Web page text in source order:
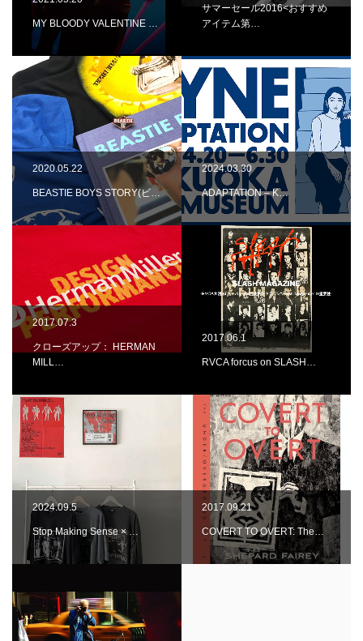
MY BLOODY VALENTINE …
サマーセール2016<おすすめ
アイテム第…
2020.05.22
BEASTIE BOYS STORY(ビ…
2024.03.30
ADAPTATION – K…
2017.07.3
クローズアップ： HERMAN
MILL…
2017.06.1
RVCA forcus on SLASH…
2024.09.5
Stop Making Sense × …
2017.09.21
COVERT TO OVERT: The…